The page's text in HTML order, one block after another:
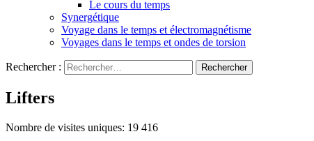
Le cours du temps
Synergétique
Voyage dans le temps et électromagnétisme
Voyages dans le temps et ondes de torsion
Rechercher :
Lifters
Nombre de visites uniques: 19 416